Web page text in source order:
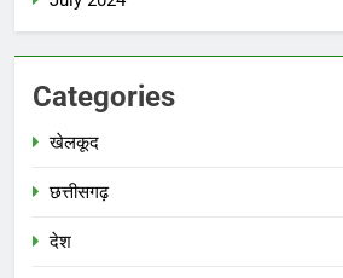
Categories
खेलकूद
छत्तीसगढ़
देश